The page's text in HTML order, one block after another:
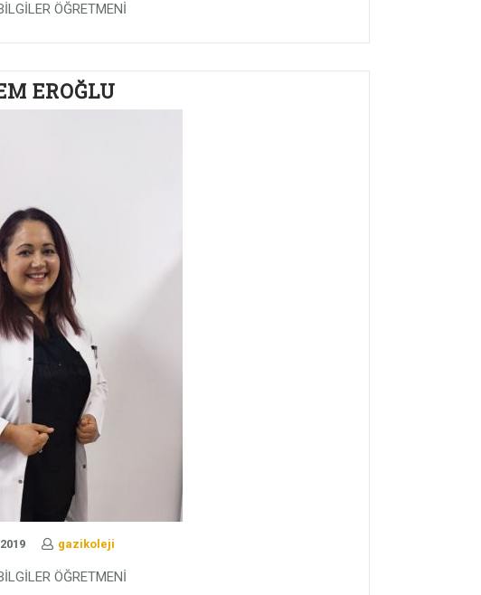
ÖĞRETMENİ
EROĞLU
gazikoleji
ÖĞRETMENİ